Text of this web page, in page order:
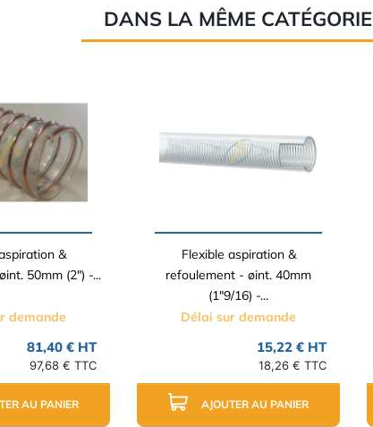
DANS LA MÊME CATÉGORIE
&
50mm (2") -...
demande
81,40 € HT
97,68 € TTC
AU PANIER
Flexible aspiration &
refoulement - øint. 40mm
(1"9/16) -...
Délai sur demande
15,22 € HT
18,26 € TTC
AJOUTER AU PANIER